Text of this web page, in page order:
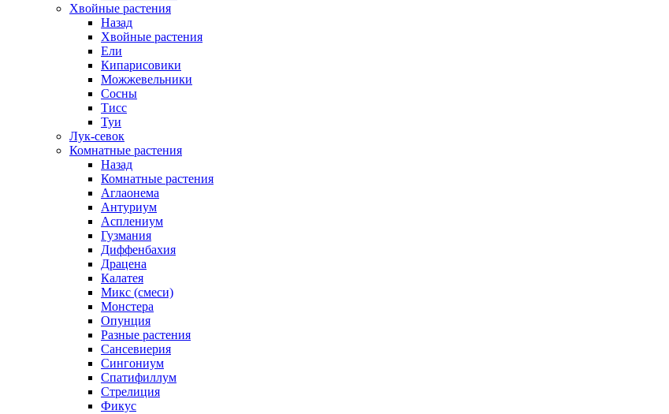
Хвойные растения
Назад
Хвойные растения
Ели
Кипарисовики
Можжевельники
Сосны
Тисс
Туи
Лук-севок
Комнатные растения
Назад
Комнатные растения
Аглаонема
Антуриум
Асплениум
Гузмания
Диффенбахия
Драцена
Калатея
Микс (смеси)
Монстера
Опунция
Разные растения
Сансевиерия
Сингониум
Спатифиллум
Стрелиция
Фикус